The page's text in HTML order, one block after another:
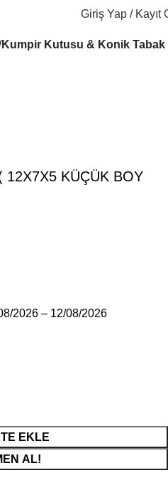
Giriş Yap / Kayıt
Kumpir Kutusu & Konik Tabak
12X7X5 KÜÇÜK BOY
2026 – 12/08/2026
EKLE
AL!